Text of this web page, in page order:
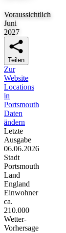
Voraussichtlich
Juni
2027
Teilen
Zur
Website
Locations
in
Portsmouth
Daten
ändern
Letzte
Ausgabe
06.06.2026
Stadt
Portsmouth
Land
England
Einwohner
ca.
210.000
Wetter-
Vorhersage